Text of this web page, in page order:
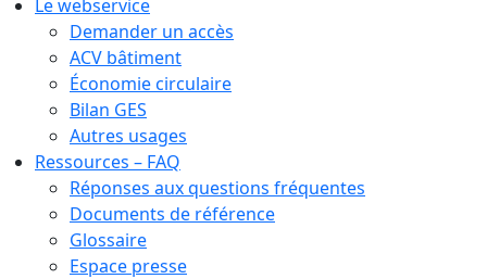
Le webservice
Demander un accès
ACV bâtiment
Économie circulaire
Bilan GES
Autres usages
Ressources – FAQ
Réponses aux questions fréquentes
Documents de référence
Glossaire
Espace presse